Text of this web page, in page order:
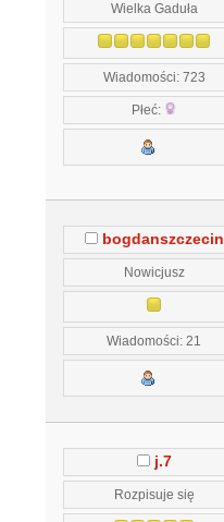
Wielka Gaduła
Wiadomości: 723
Płeć:
bogdanszczecin
Nowicjusz
Wiadomości: 21
j.7
Rozpisuje się